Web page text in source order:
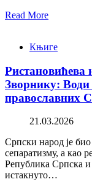
Read More
Књиге
Зворнику: Води
православних
21.03.2026
Српски народ је
сепаратизму, а као
Република Српска
истакнуто…